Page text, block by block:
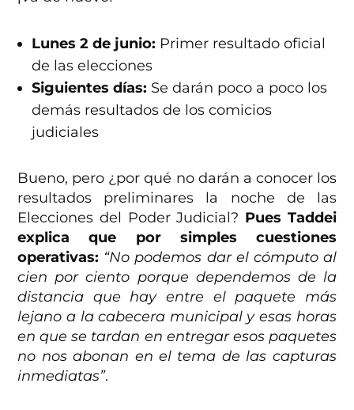
Lunes 2 de junio: Primer resultado oficial
de las elecciones
Siguientes días: Se darán poco a poco los
demás resultados de los comicios
judiciales
Bueno, pero ¿por qué no darán a conocer los
resultados preliminares la noche de las
Elecciones del Poder Judicial? Pues Taddei
explica que por simples cuestiones
operativas: “No podemos dar el cómputo al
cien por ciento porque dependemos de la
distancia que hay entre el paquete más
lejano a la cabecera municipal y esas horas
en que se tardan en entregar esos paquetes
no nos abonan en el tema de las capturas
inmediatas”.